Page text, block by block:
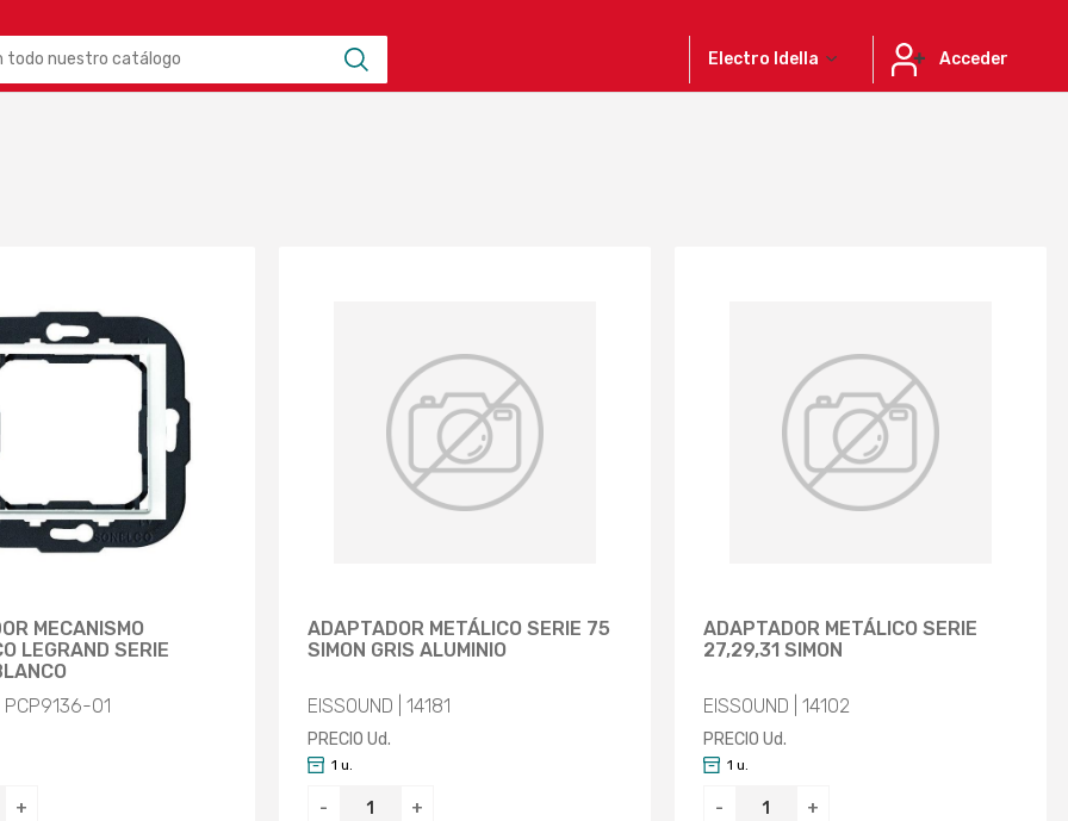
Electro Idella Acceder
MECANISMO
LEGRAND SERIE
PCP9136-01
+
ADAPTADOR METÁLICO SERIE 75
SIMON GRIS ALUMINIO
EISSOUND | 14181
PRECIO Ud.
- +
1 u.
ADAPTADOR METÁLICO SERIE
27,29,31 SIMON
EISSOUND | 14102
PRECIO Ud.
- +
1 u.